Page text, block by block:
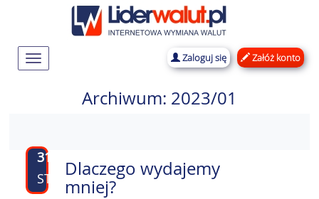
Rozwiń
nawigację
Zaloguj się Załóż konto
Archiwum: 2023/01
31
STY
Dlaczego wydajemy
mniej?